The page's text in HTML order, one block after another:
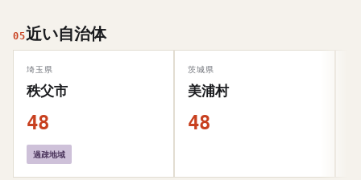
05近い自治体
埼玉県
秩父市
48
過疎地域
茨城県
美浦村
48